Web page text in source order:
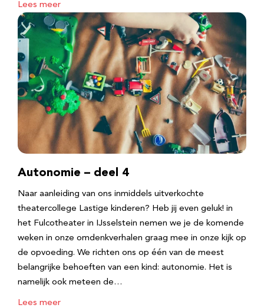
Lees meer
Autonomie – deel 4
Naar aanleiding van ons inmiddels uitverkochte
theatercollege Lastige kinderen? Heb jij even geluk! in
het Fulcotheater in IJsselstein nemen we je de komende
weken in onze omdenkverhalen graag mee in onze kijk op
de opvoeding. We richten ons op één van de meest
belangrijke behoeften van een kind: autonomie. Het is
namelijk ook meteen de…
Lees meer